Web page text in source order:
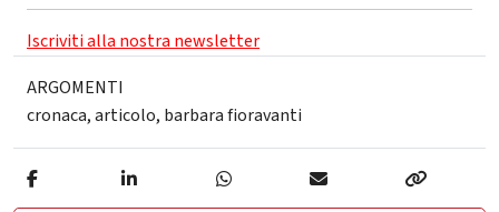
Iscriviti alla nostra newsletter
ARGOMENTI
cronaca,articolo, barbara fioravanti